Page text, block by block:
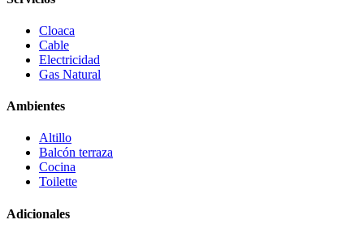
Cloaca
Cable
Electricidad
Gas Natural
Ambientes
Altillo
Balcón terraza
Cocina
Toilette
Adicionales